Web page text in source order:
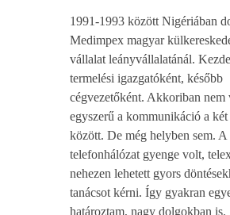
1991-1993 között Nigériában
Medimpex magyar
vállalat leányvállalatánál.
termelési igazgatóként, később
cégvezetőként. Akkoriban nem
egyszerű a kommunikáció a két
között. De még helyben sem. A
telefonhálózat gyenge volt,
nehezen lehetett gyors
tanácsot kérni. Így gyakran
határoztam, nagy dolgokban is.